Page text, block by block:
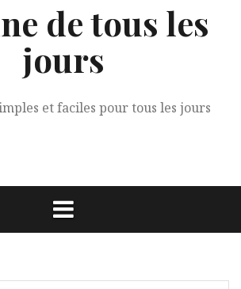
de tous les
jours
et faciles pour tous les jours